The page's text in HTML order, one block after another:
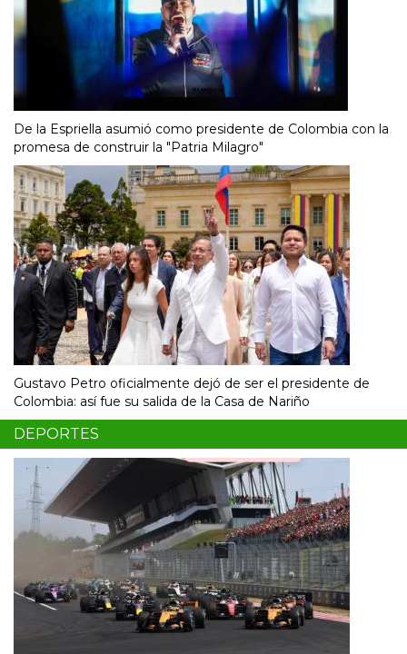
De la Espriella asumió como presidente de Colombia con la
promesa de construir la "Patria Milagro"
Gustavo Petro oficialmente dejó de ser el presidente de
Colombia: así fue su salida de la Casa de Nariño
DEPORTES